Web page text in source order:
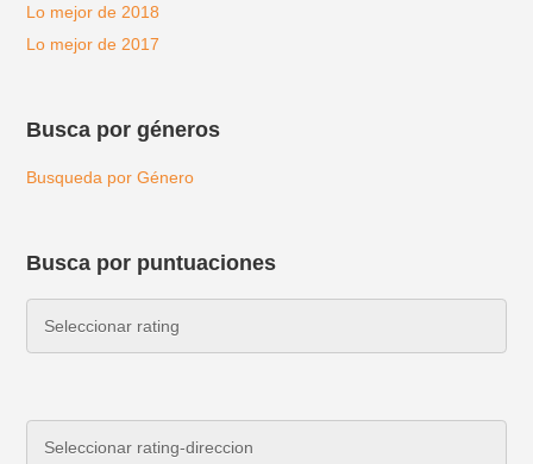
Lo mejor de 2018
Lo mejor de 2017
Busca por géneros
Busqueda por Género
Busca por puntuaciones